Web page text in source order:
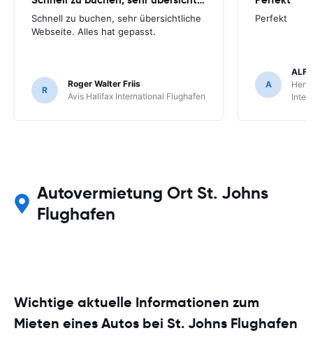
Schnell zu buchen, sehr übersichtliche
Webseite. Alles hat gepasst.
R
Roger Walter Friis
Avis Halifax International Flughafen
Perfekt
A
Autovermietung Ort St. Johns
Flughafen
Wichtige aktuelle Informationen zum
Mieten eines Autos bei St. Johns Flughafen